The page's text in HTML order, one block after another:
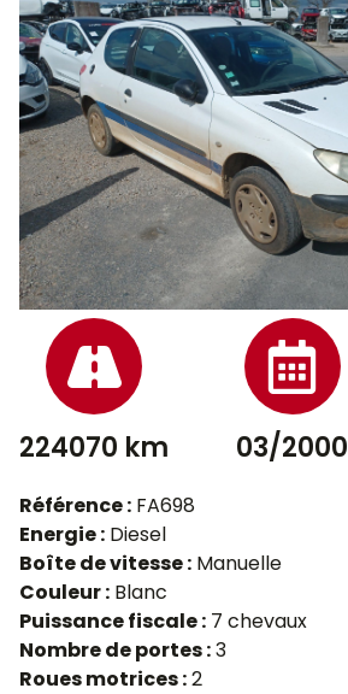
224070 km 03/2000
Référence : FA698
Energie : Diesel
Boîte de vitesse : Manuelle
Couleur : Blanc
Puissance fiscale : 7 chevaux
Nombre de portes :3
Roues motrices :2